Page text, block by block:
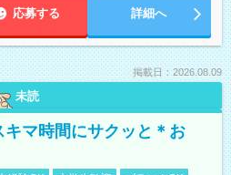
応募する 詳細へ
掲載日：2026.08.09
未読
キマ時間にサクッと＊お